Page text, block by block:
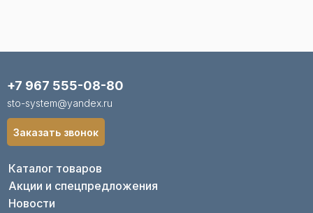
Каталог товаров
Акции и спецпредложения
Новости
+7 967 555-08-80
sto-system@yandex.ru
Заказать звонок